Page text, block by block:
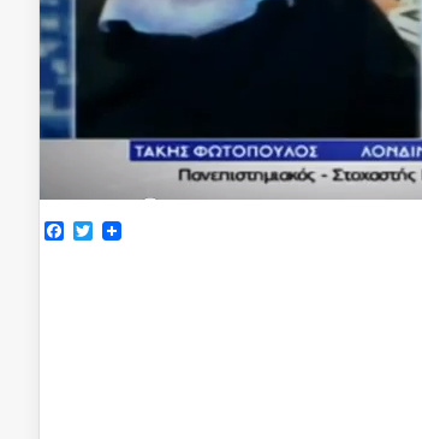
Facebook
Twitter